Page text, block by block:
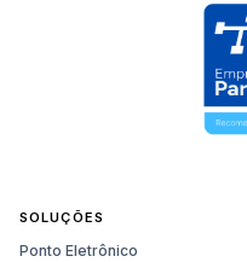
SOLUÇÕES
Ponto Eletrônico